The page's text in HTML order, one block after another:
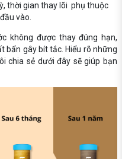
thời gian thay lõi phụ thuộc
vào.
không được thay đúng hạn,
bẩn gây bít tắc. Hiểu rõ những
chia sẻ dưới đây sẽ giúp bạn